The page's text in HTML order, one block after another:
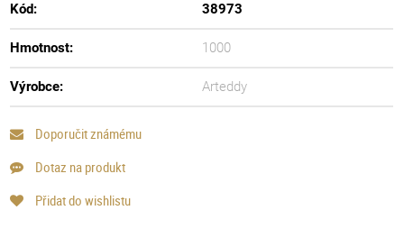
Kód: 38973
Hmotnost: 1000
Výrobce: Arteddy
Doporučit známému
Dotaz na produkt
Přidat do wishlistu